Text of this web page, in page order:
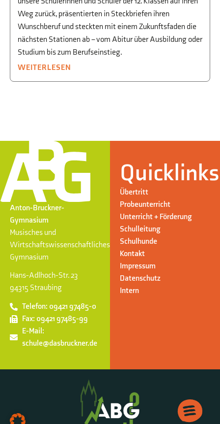
Weg zurück, präsentierten in Steckbriefen ihren
Wunschberuf und steckten mit einem Zukunftsfaden die
nächsten Stationen ab – vom Abitur über Ausbildung oder
Studium bis zum Berufseinstieg.
WEITERLESEN
Anton-Bruckner-
Gymnasium
Musisches und
Wirtschaftswissenschaftliches
Gymnasium
Hans-Adlhoch-Str. 23
94315 Straubing
Telefon: 09421 97485-0
Fax: 09421 97485-99
E-Mail:
schule@dasbruckner.de
Quicklinks
Übertritt
Probeunterricht
Unterricht + Förderung
Schulleitung
Schulhunde
Kontakt
Impressum
Datenschutz
Intern